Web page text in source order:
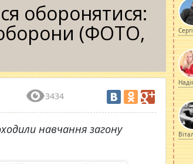
оборонятися:
(ФОТО,
3434
навчання загону